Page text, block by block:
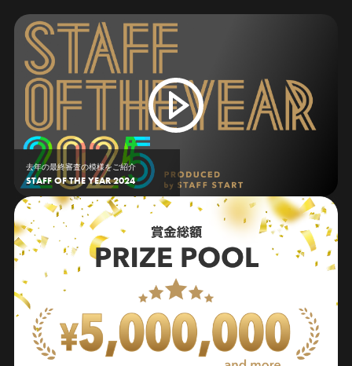
去年の最終審査の模様をご紹介
STAFF OF THE YEAR 2024